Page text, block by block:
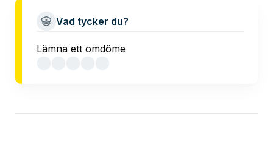
Vad tycker du?
Lämna ett omdöme